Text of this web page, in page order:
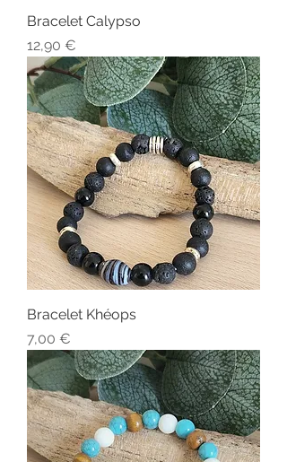
Bracelet Calypso
Prix
12,90 €
Bracelet Khéops
Prix
7,00 €